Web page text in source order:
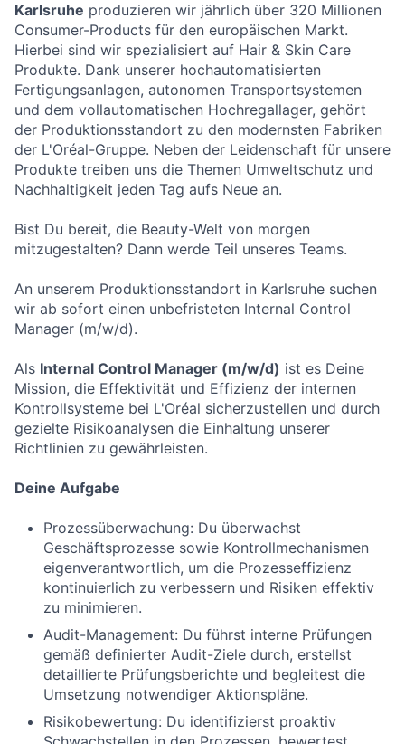
Karlsruhe produzieren wir jährlich über 320 Millionen
Consumer-Products für den europäischen Markt.
Hierbei sind wir spezialisiert auf Hair & Skin Care
Produkte. Dank unserer hochautomatisierten
Fertigungsanlagen, autonomen Transportsystemen
und dem vollautomatischen Hochregallager, gehört
der Produktionsstandort zu den modernsten Fabriken
der L'Oréal-Gruppe. Neben der Leidenschaft für unsere
Produkte treiben uns die Themen Umweltschutz und
Nachhaltigkeit jeden Tag aufs Neue an.
Bist Du bereit, die Beauty-Welt von morgen
mitzugestalten? Dann werde Teil unseres Teams.
An unserem Produktionsstandort in Karlsruhe suchen
wir ab sofort einen unbefristeten Internal Control
Manager (m/w/d).
Als Internal Control Manager (m/w/d) ist es Deine
Mission, die Effektivität und Effizienz der internen
Kontrollsysteme bei L'Oréal sicherzustellen und durch
gezielte Risikoanalysen die Einhaltung unserer
Richtlinien zu gewährleisten.
Deine Aufgabe
Prozessüberwachung: Du überwachst
Geschäftsprozesse sowie Kontrollmechanismen
eigenverantwortlich, um die Prozesseffizienz
kontinuierlich zu verbessern und Risiken effektiv
zu minimieren.
Audit-Management: Du führst interne Prüfungen
gemäß definierter Audit-Ziele durch, erstellst
detaillierte Prüfungsberichte und begleitest die
Umsetzung notwendiger Aktionspläne.
Risikobewertung: Du identifizierst proaktiv